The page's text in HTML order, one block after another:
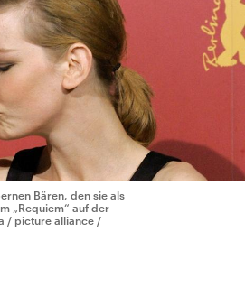
Bären, den sie als
„Requiem“ auf der
/ picture alliance /